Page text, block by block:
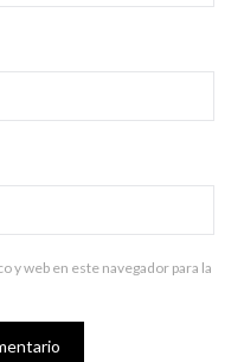
y web en este navegador para la